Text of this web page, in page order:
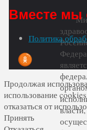
власти,
Вместе мы
Политика
Продолжая
использование
отказаться от
Принять